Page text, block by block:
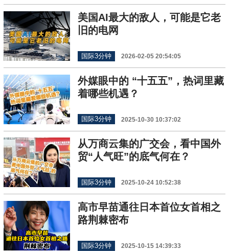
美国AI最大的敌人，可能是它老
旧的电网
国际3分钟 2026-02-05 20:54:05
外媒眼中的 “十五五”，热词里藏
着哪些机遇？
国际3分钟 2025-10-30 10:37:02
从万商云集的广交会，看中国外
贸“人气旺”的底气何在？
国际3分钟 2025-10-24 10:52:38
高市早苗通往日本首位女首相之
路荆棘密布
国际3分钟 2025-10-15 14:39:33